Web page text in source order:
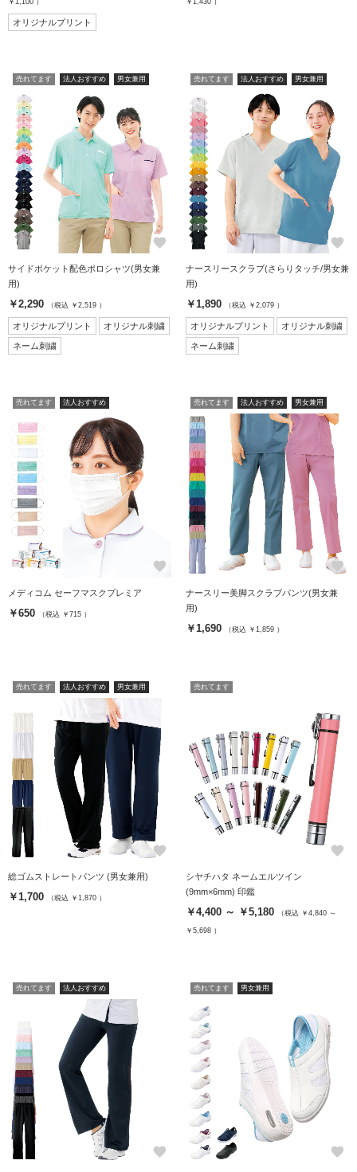
￥1,100 ）
オリジナルプリント
￥1,430 ）
売れてます 法人おすすめ 男女兼用
favorite
サイドポケット配色ポロシャツ(男女兼
用)
￥2,290 （税込 ￥2,519 ）
オリジナルプリント オリジナル刺繍
ネーム刺繍
売れてます 法人おすすめ 男女兼用
favorite
ナースリースクラブ(さらりタッチ/男女兼
用)
￥1,890 （税込 ￥2,079 ）
オリジナルプリント オリジナル刺繍
ネーム刺繍
売れてます 法人おすすめ
favorite
メディコム セーフマスクプレミア
￥650 （税込 ￥715 ）
売れてます 法人おすすめ 男女兼用
favorite
ナースリー美脚スクラブパンツ(男女兼
用)
￥1,690 （税込 ￥1,859 ）
売れてます 法人おすすめ 男女兼用
favorite
総ゴムストレートパンツ (男女兼用)
￥1,700 （税込 ￥1,870 ）
売れてます
favorite
シヤチハタ ネームエルツイン
(9mm×6mm) 印鑑
￥4,400 ～ ￥5,180 （税込 ￥4,840 ～
￥5,698 ）
売れてます 法人おすすめ
favorite
売れてます 男女兼用
favorite